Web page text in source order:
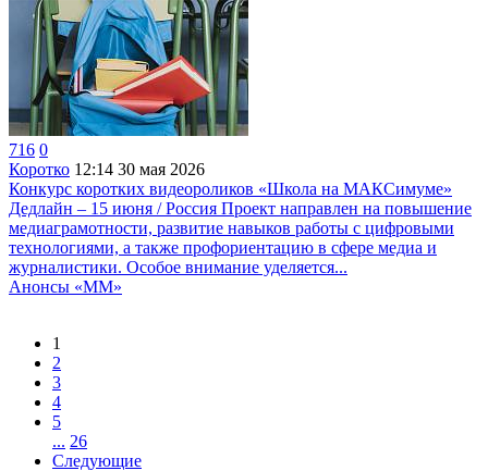
716 0
Коротко 12:14 30 мая 2026
Конкурс коротких видеороликов «Школа на МАКСимуме»
Дедлайн – 15 июня / Россия Проект направлен на повышение
медиаграмотности, развитие навыков работы с цифровыми
технологиями, а также профориентацию в сфере медиа и
журналистики. Особое внимание уделяется...
Анонсы «ММ»
1
2
3
4
5
... 26
Следующие